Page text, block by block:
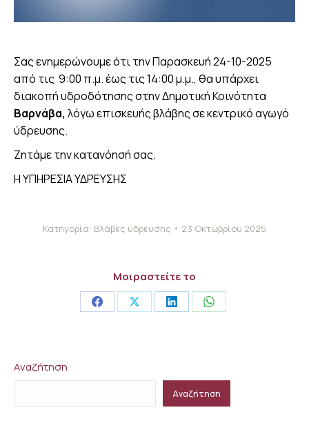
Σας ενημερώνουμε ότι την Παρασκευή 24-10-2025
από τις 9:00 π.μ. έως τις 14:00 μ.μ., θα υπάρχει
διακοπή υδροδότησης στην Δημοτική Κοινότητα
Βαρνάβα, λόγω επισκευής βλάβης σε κεντρικό αγωγό
ύδρευσης.
Ζητάμε την κατανόησή σας.
Η ΥΠΗΡΕΣΙΑ ΥΔΡΕΥΣΗΣ
Κατηγορία: Βλάβες ύδρευσης 23 Οκτωβρίου 2025
Μοιραστείτε το
Share Share Share Share
Αναζήτηση
Αναζήτηση